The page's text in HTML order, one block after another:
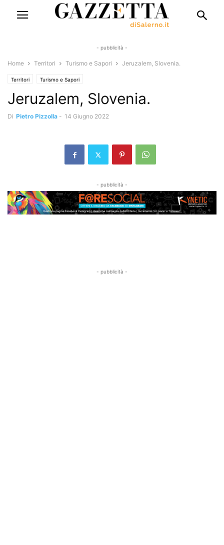
- pubblicità -
Home Territori Turismo e Sapori Jeruzalem, Slovenia.
Territori Turismo e Sapori
Jeruzalem, Slovenia.
Di Pietro Pizzolla - 14 Giugno 2022
- pubblicità -
- pubblicità -